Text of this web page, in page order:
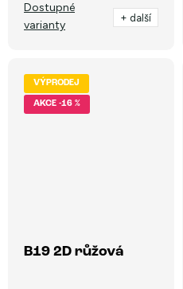
Dostupné
varianty
+ další
VÝPRODEJ
-16 %
B19 2D růžová